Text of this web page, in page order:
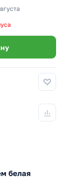
белая